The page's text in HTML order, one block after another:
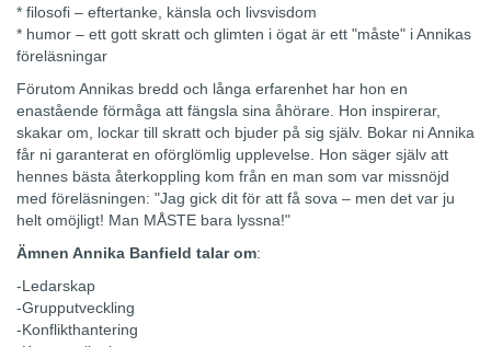
* filosofi – eftertanke, känsla och livsvisdom
* humor – ett gott skratt och glimten i ögat är ett "måste" i Annikas
föreläsningar
Förutom Annikas bredd och långa erfarenhet har hon en
enastående förmåga att fängsla sina åhörare. Hon inspirerar,
skakar om, lockar till skratt och bjuder på sig själv. Bokar ni Annika
får ni garanterat en oförglömlig upplevelse. Hon säger själv att
hennes bästa återkoppling kom från en man som var missnöjd
med föreläsningen: "Jag gick dit för att få sova – men det var ju
helt omöjligt! Man MÅSTE bara lyssna!"
Ämnen Annika Banfield talar om:
-Ledarskap
-Grupputveckling
-Konflikthantering